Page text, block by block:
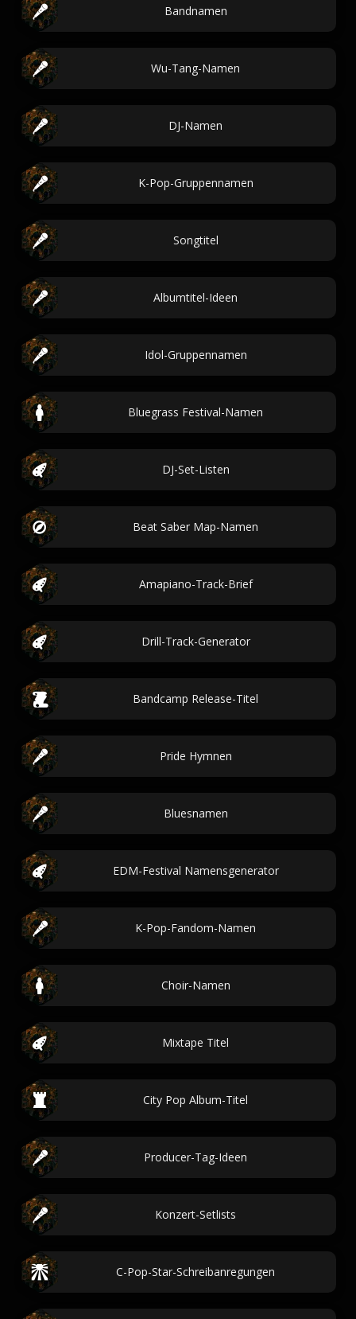
Bandnamen
Wu-Tang-Namen
DJ-Namen
K-Pop-Gruppennamen
Songtitel
Albumtitel-Ideen
Idol-Gruppennamen
Bluegrass Festival-Namen
DJ-Set-Listen
Beat Saber Map-Namen
Amapiano-Track-Brief
Drill-Track-Generator
Bandcamp Release-Titel
Pride Hymnen
Bluesnamen
EDM-Festival Namensgenerator
K-Pop-Fandom-Namen
Choir-Namen
Mixtape Titel
City Pop Album-Titel
Producer-Tag-Ideen
Konzert-Setlists
C-Pop-Star-Schreibanregungen